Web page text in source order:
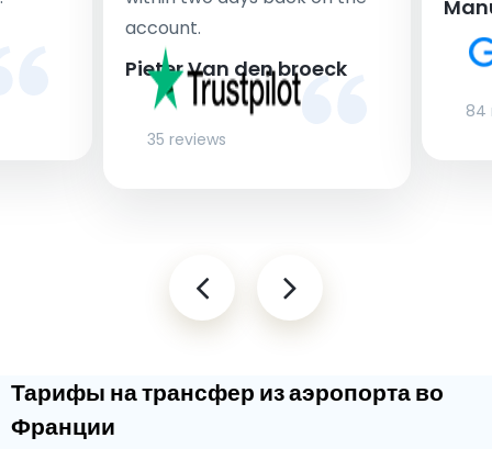
account.
Pieter Van den broeck
35 reviews
84
Тарифы на трансфер из аэропорта во
Франции